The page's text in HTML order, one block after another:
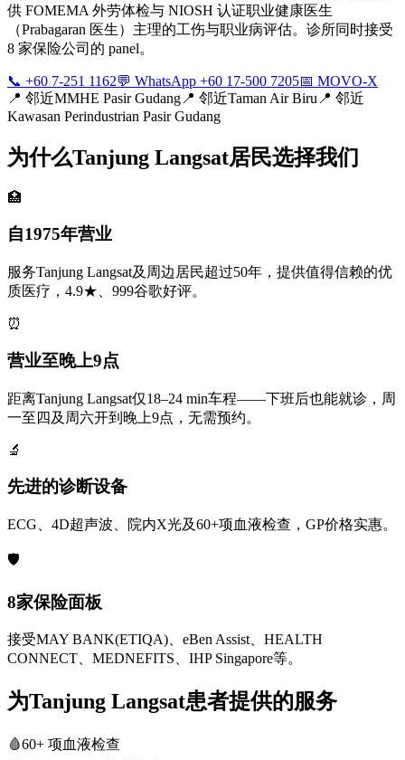
供 FOMEMA 外劳体检与 NIOSH 认证职业健康医生
（Prabagaran 医生）主理的工伤与职业病评估。诊所同时接受
8 家保险公司的 panel。
📞 +60 7-251 1162💬 WhatsApp +60 17-500 7205📅 MOVO-X
📍 邻近MMHE Pasir Gudang 📍 邻近Taman Air Biru 📍 邻近
Kawasan Perindustrian Pasir Gudang
为什么Tanjung Langsat居民选择我们
🏥
自1975年营业
服务Tanjung Langsat及周边居民超过50年，提供值得信赖的优
质医疗，4.9★、999谷歌好评。
⏰
营业至晚上9点
距离Tanjung Langsat仅18–24 min车程——下班后也能就诊，周
一至四及周六开到晚上9点，无需预约。
🔬
先进的诊断设备
ECG、4D超声波、院内X光及60+项血液检查，GP价格实惠。
🛡️
8家保险面板
接受MAY BANK(ETIQA)、eBen Assist、HEALTH
CONNECT、MEDNEFITS、IHP Singapore等。
为Tanjung Langsat患者提供的服务
🩸60+ 项血液检查